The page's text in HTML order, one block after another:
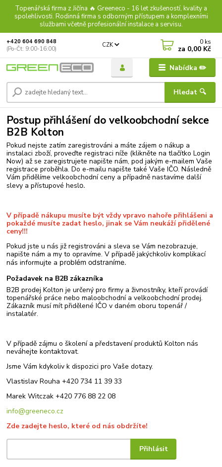
Topenářská firma z Jičína 🔥 Greeneco - 16 let zkušeností, kvality a
spolehlivosti. Rodinná firma s odborným přístupem a komplexními
službami včetně profesionální instalace a servisu.
Nabídka ✏️
CZK
Hledat 🔍
+420 604 690 848
(Po-Čt: 9:00-16:00)
0 ks
za 0,00 Kč
Postup přihlášení do velkoobchodní sekce
B2B Kolton
Pokud nejste zatím zaregistrováni a máte zájem o nákup a
instalaci zboží, proveďte registraci níže (klikněte na tlačítko Login
Now) až se zaregistrujete napište nám, pod jakým e-mailem Vaše
registrace proběhla. Do e-mailu napište také Vaše IČO. Následně
Vám přidělíme velkoobchodní ceny a případně nastavíme další
slevy a přístupové heslo.
V případě nákupu musíte být vždy vpravo nahoře přihlášeni a
pokaždé musíte zadat heslo, jinak se Vám neukáží přidělené
ceny!!!
Pokud jste u nás již registrováni a sleva se Vám nezobrazuje,
napište nám a my to opravíme. V případě jakýchkoliv komplikací
nás informujte a problém odstraníme.
Požadavek na B2B zákazníka
B2B prodej Kolton je určený pro firmy a živnostníky, kteří provádí
topenářské práce nebo maloobchodní a velkoobchodní prodej.
Zákazník musí mít přidělené IČO v daném oboru topenář /
instalatér.
V případě zájmu o školení a představení produktů Kolton nás
neváhejte kontaktovat.
Jsme Vám kdykoliv k dispozici pro Vaše dotazy.
Vlastislav Rouha +420 734 11 39 33
Marek Witczak +420 776 88 22 08
info@greeneco.cz
Zde zadejte heslo, které od nás obdržíte!